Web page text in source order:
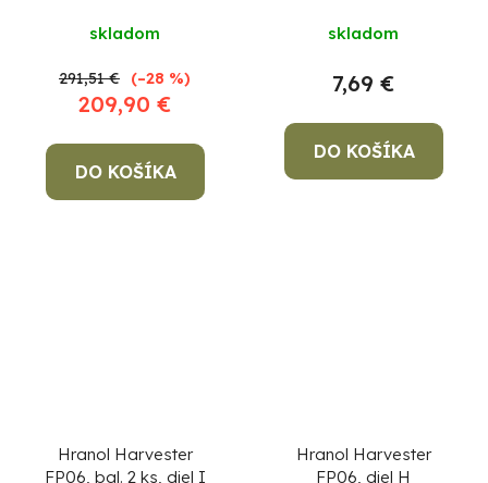
hodnotenie
produktu
je
z
5
hviezdičiek.
skladom
209,90 €
291,51 € (–28 %)
DO KOŠÍKA
skladom
7,69 €
DO KOŠÍKA
Hranol Harvester
FP06, bal. 2 ks, diel I
Hranol Harvester
FP06, diel H